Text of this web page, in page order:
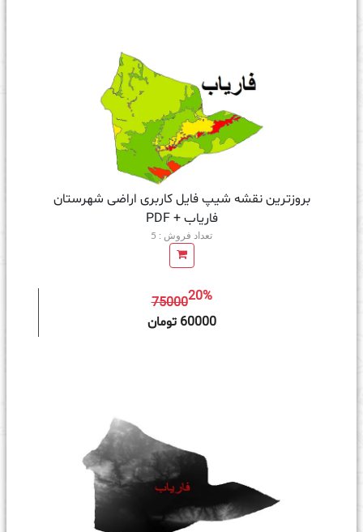
بروزترین نقشه شیپ فایل کاربری اراضی شهرستان
فاریاب + PDF
تعداد فروش : 5
7500020%
60000 تومان